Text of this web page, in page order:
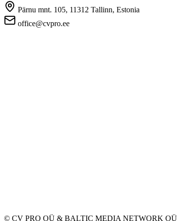
Pärnu mnt. 105, 11312 Tallinn, Estonia
office@cvpro.ee
© CV PRO OÜ & BALTIC MEDIA NETWORK OÜ